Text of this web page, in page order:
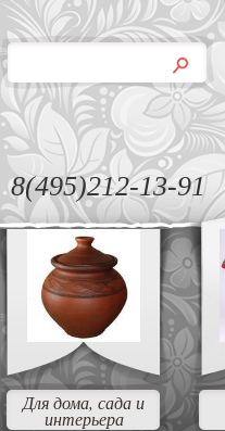
8(495)212-13-91
Для дома, сада и
интерьера